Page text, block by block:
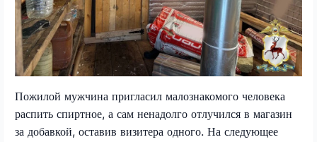
Пожилой мужчина пригласил малознакомого человека
распить спиртное, а сам ненадолго отлучился в магазин
за добавкой, оставив визитера одного. На следующее